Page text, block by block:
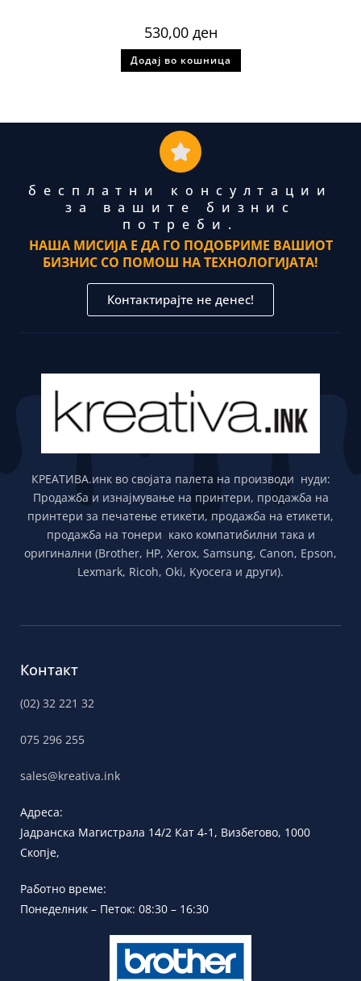
530,00 ден
Додај во кошница
бесплатни консултации
за вашите бизнис
потреби.
НАША МИСИЈА Е ДА ГО ПОДОБРИМЕ ВАШИОТ
БИЗНИС СО ПОМОШ НА ТЕХНОЛОГИЈАТА!
Контактирајте не денес!
КРЕАТИВА.инк во својата палета на производи нуди:
Продажба и изнајмување на принтери, продажба на
принтери за печатење етикети, продажба на етикети,
продажба на тонери како компатибилни така и
оригинални (Brother, HP, Xerox, Samsung, Canon, Epson,
Lexmark, Ricoh, Oki, Kyocera и други).
Контакт
(02) 32 221 32
075 296 255
sales@kreativa.ink
Адреса:
Јадранска Магистрала 14/2 Кат 4-1, Визбегово, 1000
Скопје,
Работно време:
Понеделник – Петок: 08:30 – 16:30